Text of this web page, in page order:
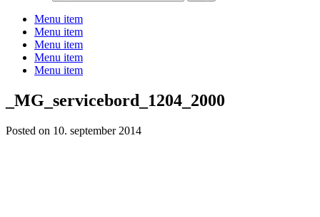
Menu item
Menu item
Menu item
Menu item
Menu item
_MG_servicebord_1204_2000
Posted on 10. september 2014